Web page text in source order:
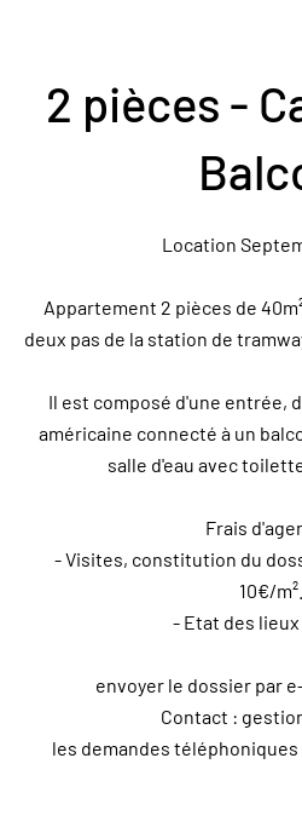
2 pièces -
Location
Appartement 2 pièces de
deux pas de la station de
Il est composé d'une entrée,
américaine connecté à un
salle d'eau avec
Frais
- Visites, constitution du
10€/m².
- Etat des lieux
envoyer le dossier par
Contact :
les demandes